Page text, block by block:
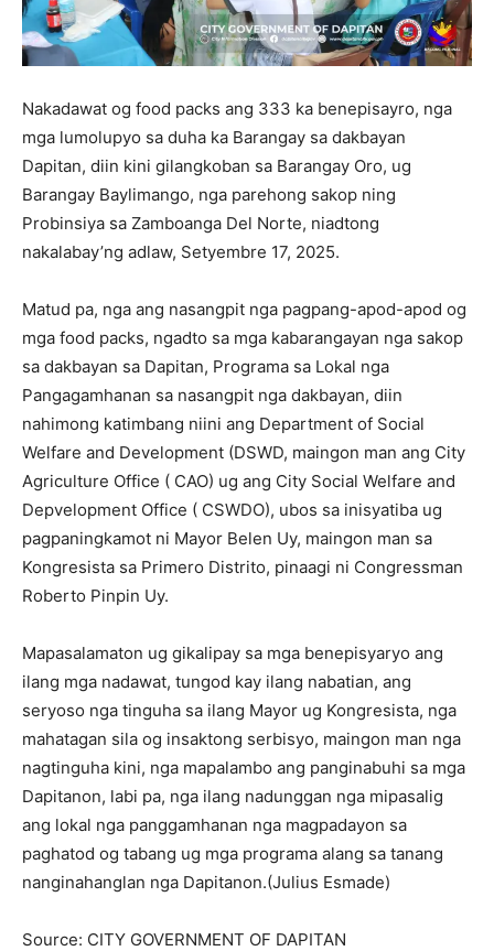
Nakadawat og food packs ang 333 ka benepisayro, nga
mga lumolupyo sa duha ka Barangay sa dakbayan
Dapitan, diin kini gilangkoban sa Barangay Oro, ug
Barangay Baylimango, nga parehong sakop ning
Probinsiya sa Zamboanga Del Norte, niadtong
nakalabay’ng adlaw, Setyembre 17, 2025.
Matud pa, nga ang nasangpit nga pagpang-apod-apod og
mga food packs, ngadto sa mga kabarangayan nga sakop
sa dakbayan sa Dapitan, Programa sa Lokal nga
Pangagamhanan sa nasangpit nga dakbayan, diin
nahimong katimbang niini ang Department of Social
Welfare and Development (DSWD, maingon man ang City
Agriculture Office ( CAO) ug ang City Social Welfare and
Depvelopment Office ( CSWDO), ubos sa inisyatiba ug
pagpaningkamot ni Mayor Belen Uy, maingon man sa
Kongresista sa Primero Distrito, pinaagi ni Congressman
Roberto Pinpin Uy.
Mapasalamaton ug gikalipay sa mga benepisyaryo ang
ilang mga nadawat, tungod kay ilang nabatian, ang
seryoso nga tinguha sa ilang Mayor ug Kongresista, nga
mahatagan sila og insaktong serbisyo, maingon man nga
nagtinguha kini, nga mapalambo ang panginabuhi sa mga
Dapitanon, labi pa, nga ilang nadunggan nga mipasalig
ang lokal nga panggamhanan nga magpadayon sa
paghatod og tabang ug mga programa alang sa tanang
nanginahanglan nga Dapitanon.(Julius Esmade)
Source: CITY GOVERNMENT OF DAPITAN